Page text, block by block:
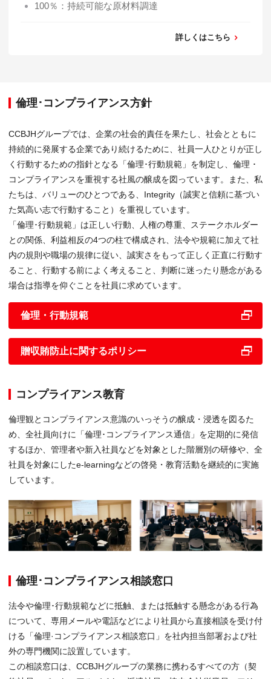
100％：持続可能な原材料調達
詳しくはこちら
倫理･コンプライアンス方針
CCBJHグループでは、企業の社会的責任を果たし、社会とともに
持続的に発展する企業であり続けるために、社員一人ひとりが正し
く行動するための指針となる「倫理･行動規範」を制定し、倫理 ･
コンプライアンスを重視する社風の醸成を図っています。また、私
たちは、バリューのひとつである、Integrity（誠実と信頼に基づい
た気高い志で行動すること）を重視しています。
「倫理･行動規範」は正しい行動、人権の尊重、ステークホルダー
との関係、利益相反の4つの柱で構成され、法令や規範に加えて社
内の規則や職場の規律に従い、誠実さをもって正しく正直に行動す
ること、行動する前によく考えること、判断に迷ったり懸念がある
場合は指導を仰ぐことを社員に求めています。
倫理・行動規範
贈収賄防止に関するポリシー
コンプライアンス教育
倫理観とコンプライアンス意識のいっそうの醸成・浸透を図るた
め、全社員向けに「倫理･コンプライアンス通信」を定期的に発信
するほか、管理者や新入社員などを対象とした階層別の研修や、全
社員を対象にしたe-learningなどの啓発・教育活動を継続的に実施
しています。
倫理･コンプライアンス相談窓口
法令や倫理･行動規範などに抵触、または抵触する懸念がある行為
について、専用メールや電話などにより社員から直接相談を受け付
ける「倫理·コンプライアンス相談窓口」を社内担当部署および社
外の専門機関に設置しています。
この相談窓口は、CCBJHグループの業務に携わるすべての方（契